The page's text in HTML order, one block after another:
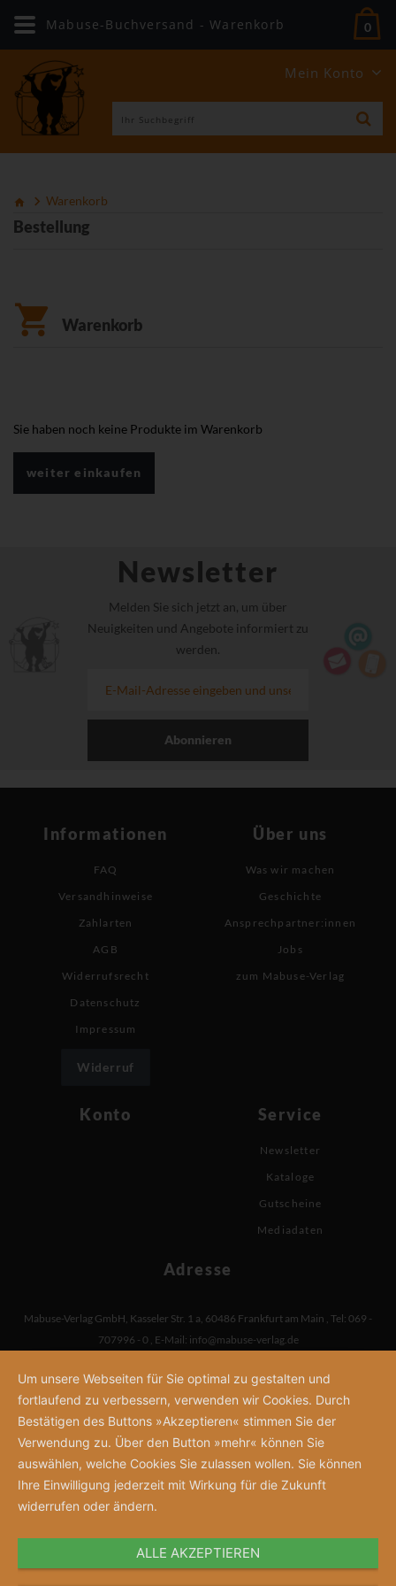
Mein Konto
0
Warenkorb
Bestellung
Warenkorb
Sie haben noch keine Produkte im Warenkorb
weiter einkaufen
Newsletter
Melden Sie sich jetzt an, um über
Neuigkeiten und Angebote informiert zu
werden.
Abonnieren
Informationen
FAQ
Versandhinweise
Zahlarten
AGB
Widerrufsrecht
Datenschutz
Impressum
Widerruf
Über uns
Was wir machen
Geschichte
Ansprechpartner:innen
Jobs
zum Mabuse-Verlag
Konto Service
Newsletter
Kataloge
Gutscheine
Mediadaten
Adresse
Mabuse-Verlag GmbH Kasseler Str. 1 a 60486 Frankfurt am Main Tel: 069 -
707996 - 0 E-Mail: info@mabuse-verlag.de
Mabuse-Buchversand - Warenkorb
Um unsere Webseiten für Sie optimal zu gestalten und
fortlaufend zu verbessern, verwenden wir Cookies. Durch
Bestätigen des Buttons »Akzeptieren« stimmen Sie der
Verwendung zu. Über den Button »mehr« können Sie
auswählen, welche Cookies Sie zulassen wollen. Sie können
Ihre Einwilligung jederzeit mit Wirkung für die Zukunft
widerrufen oder ändern.
ALLE AKZEPTIEREN